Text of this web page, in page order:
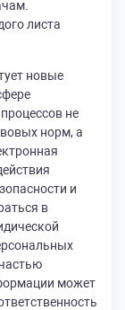
листа
новые
не
норм, а
и
в
может